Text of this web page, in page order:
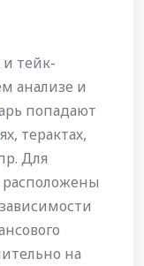
и тейк-
анализе и
попадают
терактах,
Для
расположены
на